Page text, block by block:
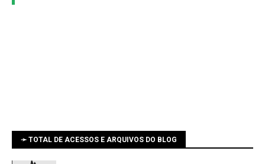
➛ TOTAL DE ACESSOS E ARQUIVOS DO BLOG